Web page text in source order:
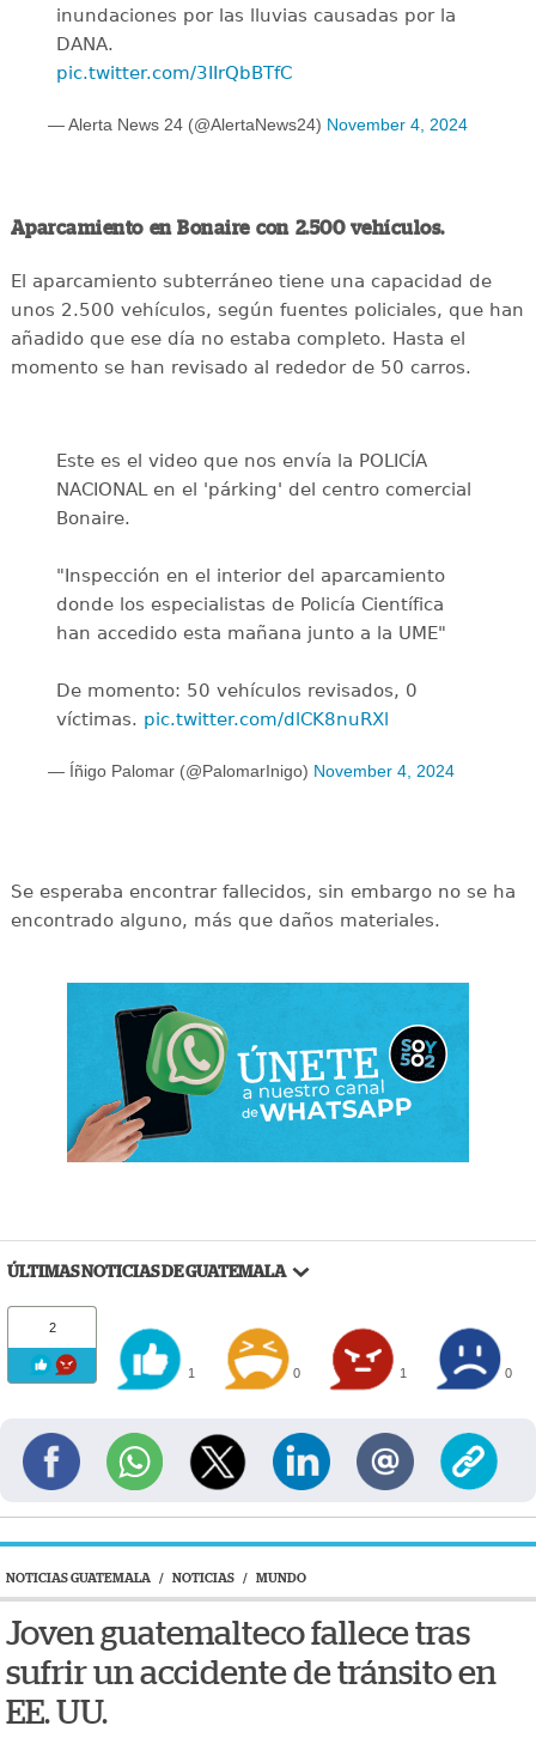
inundaciones por las lluvias causadas por la
DANA.
pic.twitter.com/3IIrQbBTfC
— Alerta News 24 (@AlertaNews24) November 4, 2024
Aparcamiento en Bonaire con 2.500 vehículos.
El aparcamiento subterráneo tiene una capacidad de
unos 2.500 vehículos, según fuentes policiales, que han
añadido que ese día no estaba completo. Hasta el
momento se han revisado al rededor de 50 carros.
Este es el video que nos envía la POLICÍA
NACIONAL en el 'párking' del centro comercial
Bonaire.
"Inspección en el interior del aparcamiento
donde los especialistas de Policía Científica
han accedido esta mañana junto a la UME"
De momento: 50 vehículos revisados, 0
víctimas. pic.twitter.com/dlCK8nuRXl
— Íñigo Palomar (@PalomarInigo) November 4, 2024
Se esperaba encontrar fallecidos, sin embargo no se ha
encontrado alguno, más que daños materiales.
ÚLTIMAS NOTICIAS DE GUATEMALA
2
1 0 1 0
NOTICIAS GUATEMALA / NOTICIAS / MUNDO
Joven guatemalteco fallece tras
sufrir un accidente de tránsito en
EE. UU.